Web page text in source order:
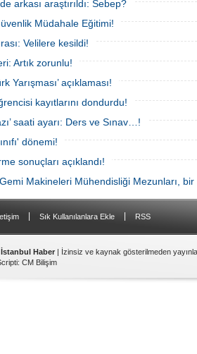
ayağa kaldırdı. Çalışan aileler,
çocuklarını nereye bırakacaklarını
arkası araştırıldı: Sebep?
Müdahale Eğitimi!
Velilere kesildi!
Artık zorunlu!
Yarışması’ açıklaması!
kayıtlarını dondurdu!
saati ayarı: Ders ve Sınav…!
dönemi!
sonuçları açıklandı!
Makineleri Mühendisliği Mezunları,
Sık Kullanılanlara Ekle RSS
İstanbul Haber | İzinsiz ve kaynak gösterilmeden
: CM Bilişim